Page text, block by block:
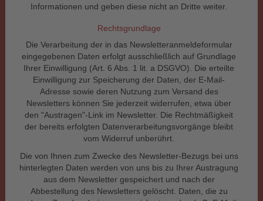
Informationen und geben diese nicht an Dritte weiter.
Rechtsgrundlage
Die Verarbeitung der in das Newsletteranmeldeformular
eingegebenen Daten erfolgt ausschließlich auf Grundlage
Ihrer Einwilligung (Art. 6 Abs. 1 lit. a DSGVO). Die erteilte
Einwilligung zur Speicherung der Daten, der E-Mail-
Adresse sowie deren Nutzung zum Versand des
Newsletters können Sie jederzeit widerrufen, etwa über
den "Austragen"-Link im Newsletter. Die Rechtmäßigkeit
der bereits erfolgten Datenverarbeitungsvorgänge bleibt
vom Widerruf unberührt.
Die von Ihnen zum Zwecke des Newsletter-Bezugs bei uns
hinterlegten Daten werden von uns bis zu Ihrer Austragung
aus dem Newsletter gespeichert und nach der
Abbestellung des Newsletters gelöscht. Daten, die zu